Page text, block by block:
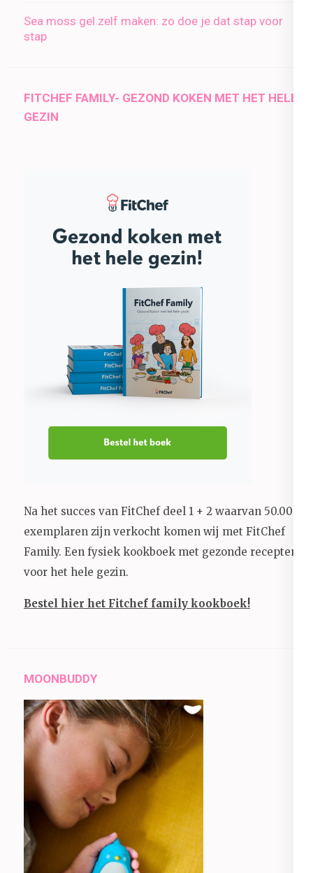
Sea moss gel zelf maken: zo doe je dat stap voor
stap
FITCHEF FAMILY- GEZOND KOKEN MET HET HELE
GEZIN
Na het succes van FitChef deel 1 + 2 waarvan 50.000+
exemplaren zijn verkocht komen wij met FitChef
Family. Een fysiek kookboek met gezonde recepten
voor het hele gezin.
Bestel hier het Fitchef family kookboek!
MOONBUDDY